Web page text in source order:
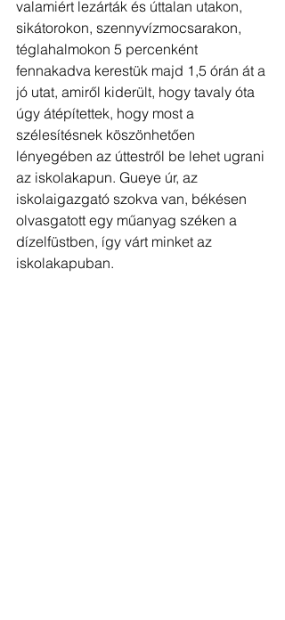
valamiért lezárták és úttalan utakon,
sikátorokon, szennyvízmocsarakon,
téglahalmokon 5 percenként
fennakadva kerestük majd 1,5 órán át a
jó utat, amiről kiderült, hogy tavaly óta
úgy átépítettek, hogy most a
szélesítésnek köszönhetően
lényegében az úttestről be lehet ugrani
az iskolakapun. Gueye úr, az
iskolaigazgató szokva van, békésen
olvasgatott egy műanyag széken a
dízelfüstben, így várt minket az
iskolakapuban.